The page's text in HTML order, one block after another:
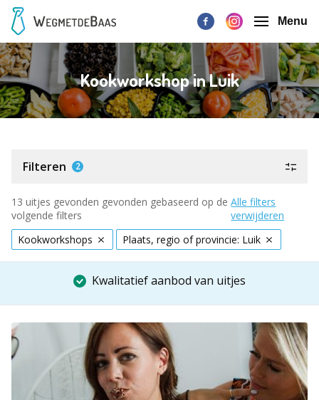
Menu
Kookworkshop in Luik
Filteren 2
13 uitjes gevonden gevonden gebaseerd op de
volgende filters
Alle filters
verwijderen
Kookworkshops
Plaats, regio of provincie: Luik
Kwalitatief aanbod van uitjes